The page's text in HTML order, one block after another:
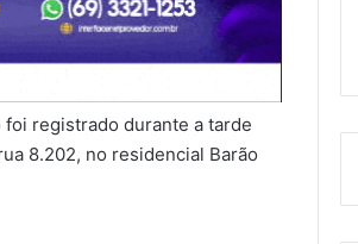
registrado durante a tarde
8.202, no residencial Barão